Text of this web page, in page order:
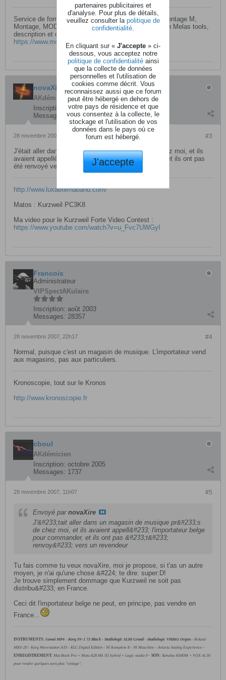
Service de formation en ligne par visio conférence Montage M,
Montage, MODX’s Série CK et YC /Camelot Pro/John Melas tools,
description et conditions générales de vente
https://www.moessieurs.com/webinar-fr.html
novaXire
AKdémicien
Inscription:
octobre 2004
Messages:
1786
#3
28 novembre 2007, 21h42
J'était aller dans un magasin de musique prés de chez moi, et ils
avaient appellé l'importateur belge pour commander, et ils ont pas
été renvoyé vers un revendeur
http://www.luxaeternaband.com/
Matos : Kurzweil PC3K8
Ma video pour le Kurzweil Forte Video Contest :
https://www.youtube.com/watch?v=u_Fvc7UWGyI
Francois
Administrateur
VIPSpectAKulaire
Inscription: août 2003
Messages: 28357
#4
28 novembre 2007, 22h17
Normal, puisque c'est un magasin de musique. L'importateur vend
aux magasins, pas aux particuliers.
Kronoscopie, tout sur le Kronos
http://www.kronoscopie.fr
cboul
AKdémicien
Inscription: octobre 2005
Messages: 1737
#5
29 novembre 2007, 11h07
Envoyé par novaXire
J'&#233;tait aller dans un magasin de musique pr&#233;s
de chez moi, et ils avaient appell&#233; l'importateur belge
pour commander, et ils ont pas &#233;t&#233;
renvoy&#233; vers un revendeur
Tu fais comme tu veux novaXire, moi je propose, si t'as un autre
moyen, je n'ai qu'une chose &#224; te dire: super:D!
Je trouve simplement dommage que Kurzweil ne soit pas
distribu&#233; en France.
Ceci dit l'importateur belge ne peut, en principe, pas vendre en
France...
INSTRUMENTS: Kawai MP6 - Korg SV-1 73 Black - Studiologic SL88 Grand - Studiologic VMK61 Organ - Roland
MKS-20 - Korg Wavestation A/D - KLC Digital Edition - NI Komplete 8 - NI Maschine - Arturia Analog Experience -
ENREGISTREMENT: MacBook Pro + Motu 828 Mk III hybrid + Logic studio 9 - SON: Yamaha HS80M + VOX Ac30
pour rendre quelques sons plus "vintage".
partenaires publicitaires et
d'analyse. Pour plus de détails,
veuillez consulter la politique de
confidentialité
En cliquant sur « J'accepte » ci-
dessous, vous acceptez notre
politique de confidentialitéainsi
que la collecte de données
personnelles et l'utilisation de
cookies comme décrit. Vous
reconnaissez aussi que ce forum
peut être hébergé en dehors de
votre pays de résidence et que
vous consentez à la collecte, le
stockage et l'utilisation de vos
données dans le pays où ce
forum est hébergé.
J'accepte